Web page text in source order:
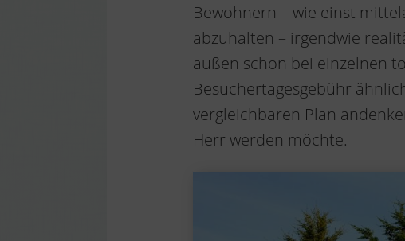
Bewohnern – wie einst
abzuhalten – irgendwie
außen schon bei einzelnen
Besuchertagesgebühr
vergleichbaren Plan
Herr werden möchte.